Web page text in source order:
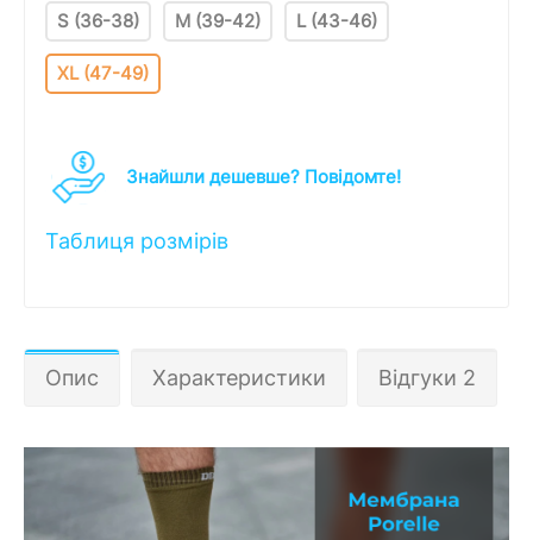
S (36-38) M (39-42) L (43-46)
XL (47-49)
Знайшли дешевше? Повідомте!
Таблиця розмірів
Опис Характеристики Відгуки 2